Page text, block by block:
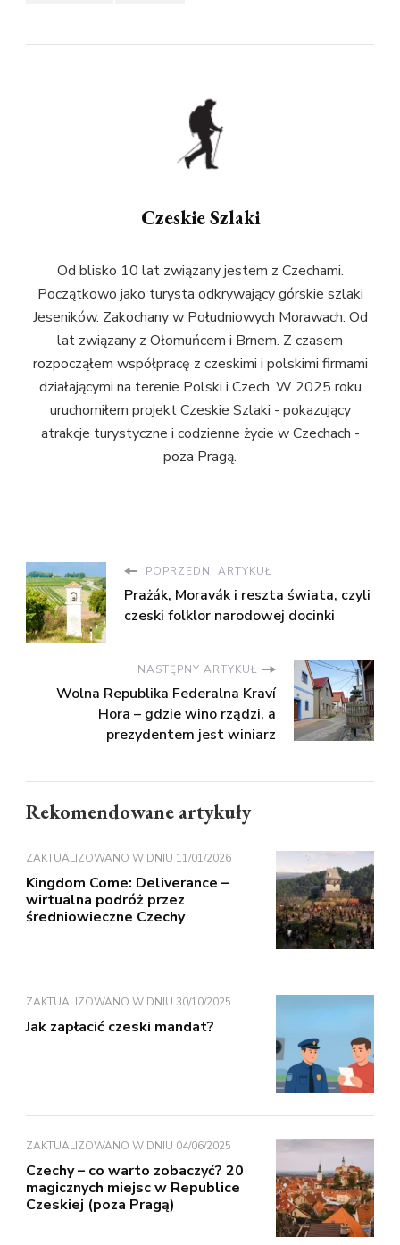
Czeskie Szlaki
Od blisko 10 lat związany jestem z Czechami.
Początkowo jako turysta odkrywający górskie szlaki
Jeseników. Zakochany w Południowych Morawach. Od
lat związany z Ołomuńcem i Brnem. Z czasem
rozpocząłem współpracę z czeskimi i polskimi firmami
działającymi na terenie Polski i Czech. W 2025 roku
uruchomiłem projekt Czeskie Szlaki - pokazujący
atrakcje turystyczne i codzienne życie w Czechach -
poza Pragą.
POPRZEDNI ARTYKUŁ
Prażák, Moravák i reszta świata, czyli
czeski folklor narodowej docinki
NASTĘPNY ARTYKUŁ
Wolna Republika Federalna Kraví
Hora – gdzie wino rządzi, a
prezydentem jest winiarz
Rekomendowane artykuły
ZAKTUALIZOWANO W DNIU 11/01/2026
Kingdom Come: Deliverance –
wirtualna podróż przez
średniowieczne Czechy
ZAKTUALIZOWANO W DNIU 30/10/2025
Jak zapłacić czeski mandat?
ZAKTUALIZOWANO W DNIU 04/06/2025
Czechy – co warto zobaczyć? 20
magicznych miejsc w Republice
Czeskiej (poza Pragą)